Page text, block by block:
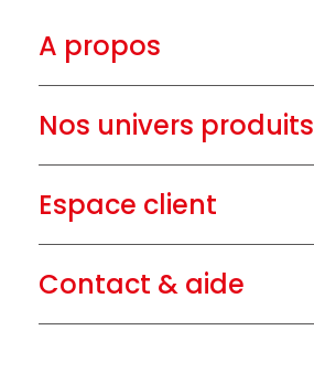
A propos
Nos univers produits
Espace client
Contact & aide